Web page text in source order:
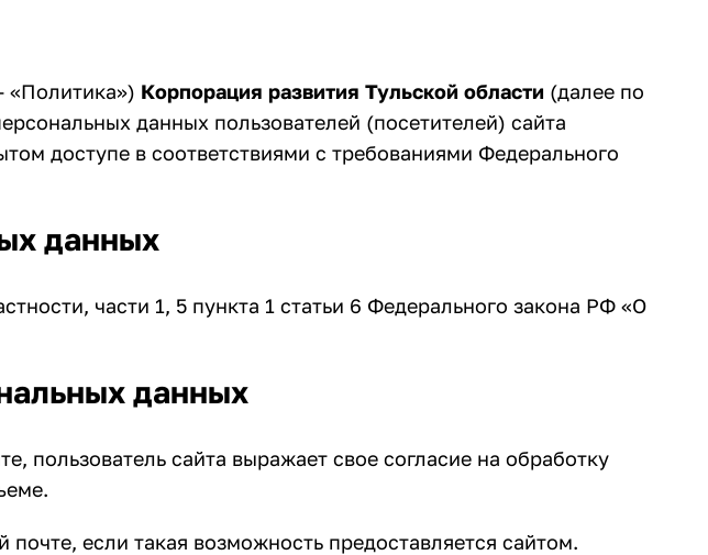
«Политика») Корпорация развития Тульской области (далее по
данных пользователей (посетителей) сайта
доступе в соответствиями с требованиями Федерального
данных
части 1, 5 пункта 1 статьи 6 Федерального закона РФ «О
данных
пользователь сайта выражает свое согласие на обработку
если такая возможность предоставляется сайтом.